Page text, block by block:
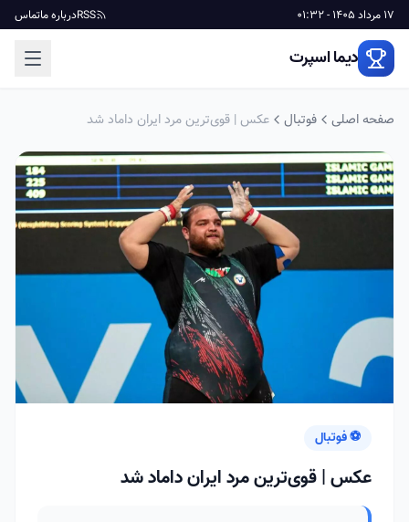
17 مرداد 1405 - 01:32 RSSدرباره ماتماس
دیما اسپرت
صفحه اصلی فوتبال عکس | قوی‌ترین مرد ایران داماد شد
⚽ فوتبال
عکس | قوی‌ترین مرد ایران داماد شد